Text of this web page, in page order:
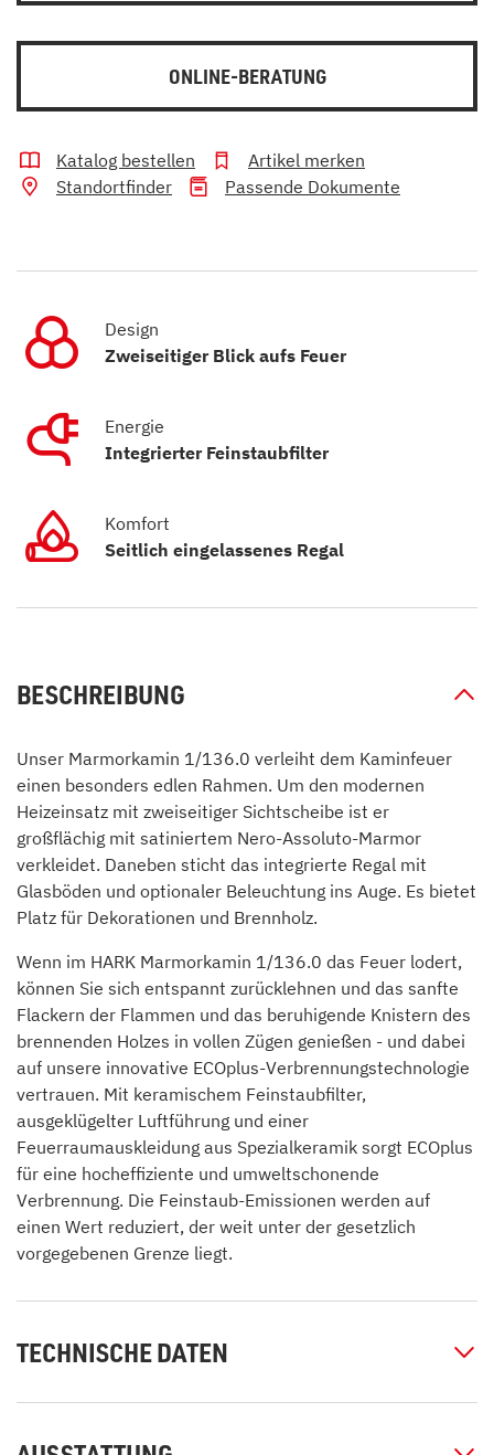
ONLINE-BERATUNG
Katalog bestellen
Artikel merken
Standortfinder
Passende Dokumente
Design
Zweiseitiger Blick aufs Feuer
Energie
Integrierter Feinstaubfilter
Komfort
Seitlich eingelassenes Regal
BESCHREIBUNG
Unser Marmorkamin 1/136.0 verleiht dem Kaminfeuer
einen besonders edlen Rahmen. Um den modernen
Heizeinsatz mit zweiseitiger Sichtscheibe ist er
großflächig mit satiniertem Nero-Assoluto-Marmor
verkleidet. Daneben sticht das integrierte Regal mit
Glasböden und optionaler Beleuchtung ins Auge. Es bietet
Platz für Dekorationen und Brennholz.
Wenn im HARK Marmorkamin 1/136.0 das Feuer lodert,
können Sie sich entspannt zurücklehnen und das sanfte
Flackern der Flammen und das beruhigende Knistern des
brennenden Holzes in vollen Zügen genießen - und dabei
auf unsere innovative ECOplus-Verbrennungstechnologie
vertrauen. Mit keramischem Feinstaubfilter,
ausgeklügelter Luftführung und einer
Feuerraumauskleidung aus Spezialkeramik sorgt ECOplus
für eine hocheffiziente und umweltschonende
Verbrennung. Die Feinstaub-Emissionen werden auf
einen Wert reduziert, der weit unter der gesetzlich
vorgegebenen Grenze liegt.
TECHNISCHE DATEN